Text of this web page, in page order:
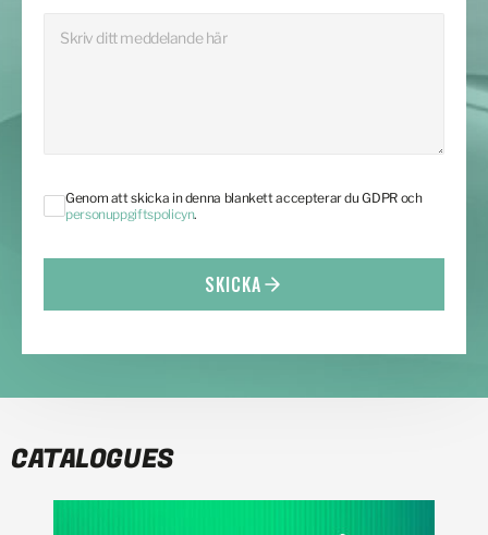
Genom att skicka in denna blankett accepterar du GDPR och
personuppgiftspolicyn.
SKICKA
CATALOGUES